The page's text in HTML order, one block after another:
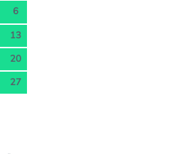
6
13
20
27